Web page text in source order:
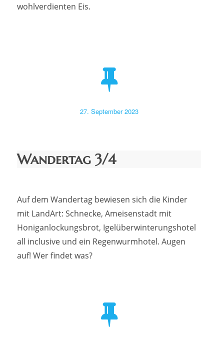
wohlverdienten Eis.
Veröffentlicht
27. September 2023
Wandertag 3/4
Auf dem Wandertag bewiesen sich die Kinder
mit LandArt: Schnecke, Ameisenstadt mit
Honiganlockungsbrot, Igelüberwinterungshotel
all inclusive und ein Regenwurmhotel. Augen
auf! Wer findet was?